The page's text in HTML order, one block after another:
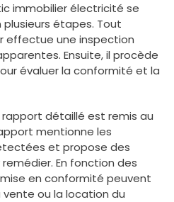
immobilier électricité se
étapes. Tout
effectue une inspection
Ensuite, il procède
évaluer la conformité et la
rapport détaillé est remis au
mentionne les
et propose des
En fonction des
en conformité peuvent
ou la location du